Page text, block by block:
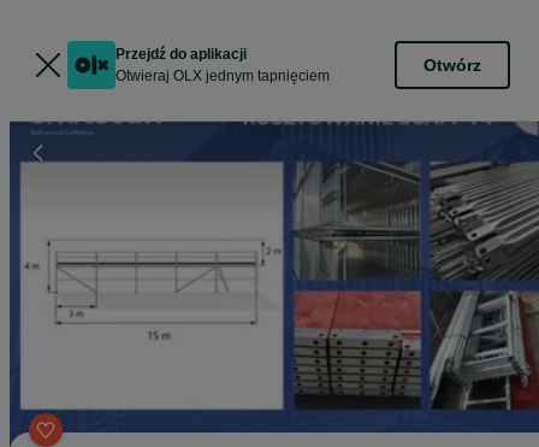
Przejdź do aplikacji
Otwieraj OLX jednym tapnięciem
Otwórz